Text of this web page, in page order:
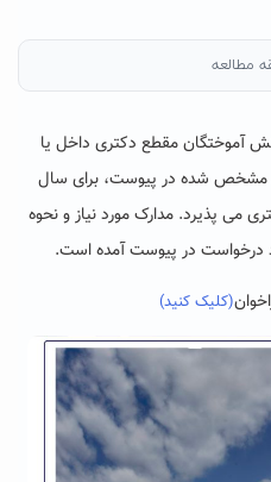
آموختگان مقطع دکتری داخل یا
مشخص شده در پیوست، برای سال
پسادکتری می پذیرد. مدارک مورد نیاز و نحوه
درخواست در پیوست آمده است.
(کلیک کنید)